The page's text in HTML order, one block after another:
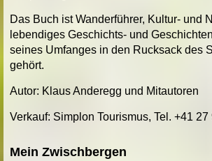
Das Buch ist Wanderführer, Kultur- und
lebendiges Geschichts- und
seines Umfanges in den Rucksack des
gehört.
Autor: Klaus Anderegg und Mitautoren
Verkauf: Simplon Tourismus, Tel. +41
Mein Zwischbergen